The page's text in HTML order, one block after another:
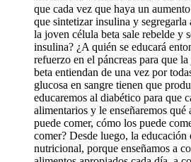
que cada vez que haya un
que sintetizar insulina y segregarla
la joven célula beta sale rebelde y
insulina? ¿A quién se educará
refuerzo en el páncreas para que
beta entiendan de una vez por
glucosa en sangre tienen que
educaremos al diabético para que
alimentarios y le enseñaremos qué
puede comer, cómo los puede
comer? Desde luego, la educación
nutricional, porque enseñamos a